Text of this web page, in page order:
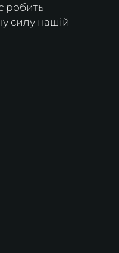
робить
силу нашій